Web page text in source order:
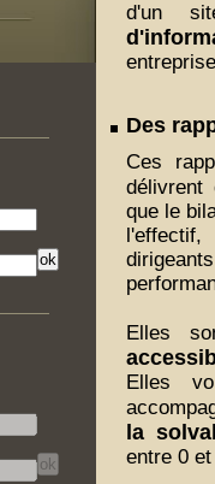
d'un
Des
Ces
que le
Elles
Elles
la
entre 0